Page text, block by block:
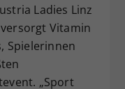
Ladies Linz
Vitamin
Spielerinnen
„Sport